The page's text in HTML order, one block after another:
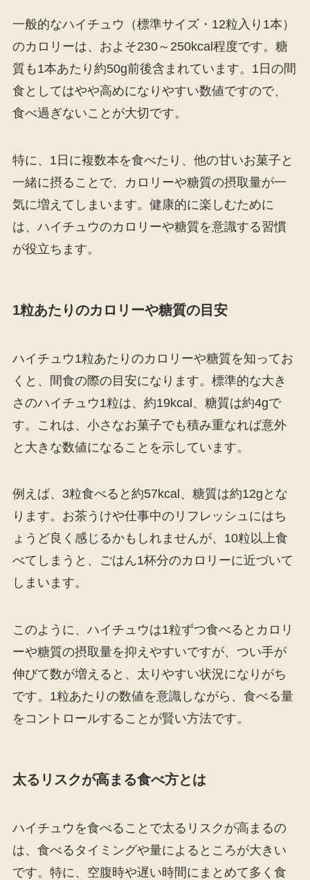
一般的なハイチュウ（標準サイズ・12粒入り1本）
のカロリーは、およそ230～250kcal程度です。糖
質も1本あたり約50g前後含まれています。1日の間
食としてはやや高めになりやすい数値ですので、
食べ過ぎないことが大切です。
特に、1日に複数本を食べたり、他の甘いお菓子と
一緒に摂ることで、カロリーや糖質の摂取量が一
気に増えてしまいます。健康的に楽しむために
は、ハイチュウのカロリーや糖質を意識する習慣
が役立ちます。
1粒あたりのカロリーや糖質の目安
ハイチュウ1粒あたりのカロリーや糖質を知ってお
くと、間食の際の目安になります。標準的な大き
さのハイチュウ1粒は、約19kcal、糖質は約4gで
す。これは、小さなお菓子でも積み重なれば意外
と大きな数値になることを示しています。
例えば、3粒食べると約57kcal、糖質は約12gとな
ります。お茶うけや仕事中のリフレッシュにはち
ょうど良く感じるかもしれませんが、10粒以上食
べてしまうと、ごはん1杯分のカロリーに近づいて
しまいます。
このように、ハイチュウは1粒ずつ食べるとカロリ
ーや糖質の摂取量を抑えやすいですが、つい手が
伸びて数が増えると、太りやすい状況になりがち
です。1粒あたりの数値を意識しながら、食べる量
をコントロールすることが賢い方法です。
太るリスクが高まる食べ方とは
ハイチュウを食べることで太るリスクが高まるの
は、食べるタイミングや量によるところが大きい
です。特に、空腹時や遅い時間にまとめて多く食